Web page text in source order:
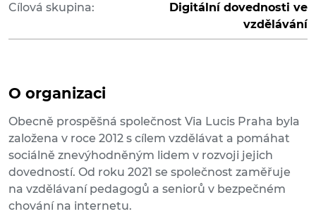
Cílová skupina:
Digitální dovednosti ve
vzdělávání
O organizaci
Obecně prospěšná společnost Via Lucis Praha byla
založena v roce 2012 s cílem vzdělávat a pomáhat
sociálně znevýhodněným lidem v rozvoji jejich
dovedností. Od roku 2021 se společnost zaměřuje
na vzdělávaní pedagogů a seniorů v bezpečném
chování na internetu.